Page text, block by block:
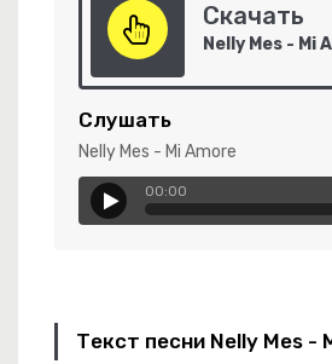
Скачать
Nelly Mes - Mi
Слушать
Nelly Mes - Mi Amore
00:00
Текст песни Nelly Mes -